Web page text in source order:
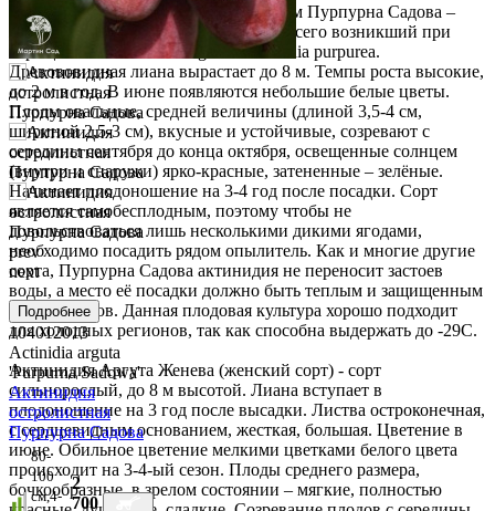
prev
next
Подробнее
104012013
Actinidia arguta
'Purpurna Sadowa'
Актинидия
остролистная
Пурпурна Садова
80-
100
см,4-
2
700
Сорт актинидии аргута под названием Пурпурна Садова –
женский сорт, плодоносный, скорее всего возникший при
скрещивании Actinidia arguta х Actinidia purpurea.
Древововидная лиана вырастает до 8 м. Темпы роста высокие,
до 2 м в год. В июне появляются небольшие белые цветы.
Плоды овальные, средней величины (длиной 3,5-4 cм,
шириной 2,5-3 cм), вкусные и устойчивые, созревают с
середины сентября до конца октября, освещенные солнцем
(внутри и снаружи) ярко-красные, затененные – зелёные.
Начинает плодоношение на 3-4 год после посадки. Сорт
является самобесплодным, поэтому чтобы не
довольствоваться лишь несколькими дикими ягодами,
необходимо посадить рядом опылитель. Как и многие другие
сорта, Пурпурна Садова актинидия не переносит застоев
воды, а место её посадки должно быть теплым и защищенным
от сквозняков. Данная плодовая культура хорошо подходит
для холодных регионов, так как способна выдержать до -29С.
Актинидия Аргута Женева (женский сорт) - сорт
сильнорослый, до 8 м высотой. Лиана вступает в
плодоношение на 3 год после высадки. Листва остроконечная,
с сердцевидным основанием, жесткая, большая. Цветение в
июне. Обильное цветение мелкими цветками белого цвета
происходит на 3-4-ый сезон. Плоды среднего размера,
бочкообразные, в зрелом состоянии – мягкие, полностью